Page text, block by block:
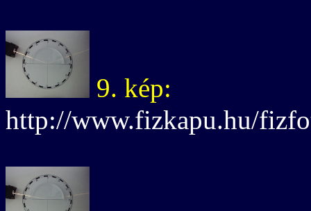
9. kép:
http://www.fizkapu.hu/